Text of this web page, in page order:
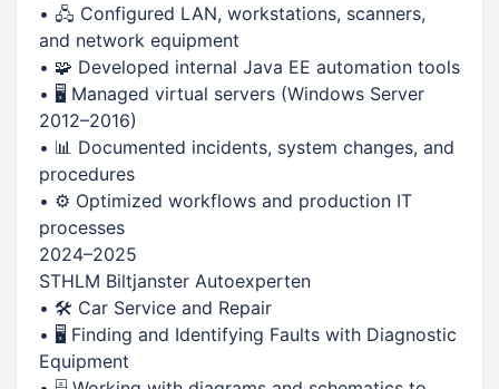
• 🖧 Configured LAN, workstations, scanners,
and network equipment
• 🧩 Developed internal Java EE automation tools
• 🖥 Managed virtual servers (Windows Server
2012–2016)
• 📊 Documented incidents, system changes, and
procedures
• ⚙️ Optimized workflows and production IT
processes
2024–2025
STHLM Biltjanster Autoexperten
• 🛠 Car Service and Repair
• 🖥 Finding and Identifying Faults with Diagnostic
Equipment